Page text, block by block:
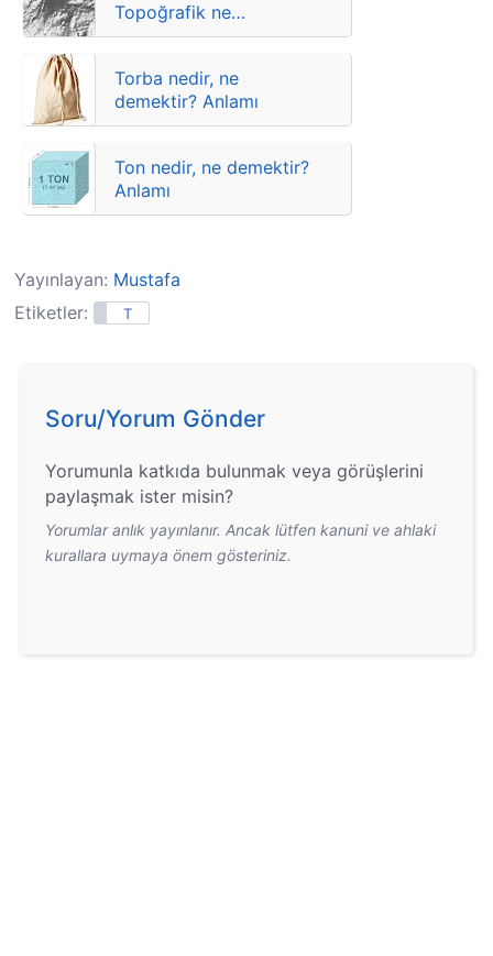
Topoğrafik ne
demektir? Kısaca
Torba nedir, ne
demektir? Anlamı
Ton nedir, ne demektir?
Anlamı
Yayınlayan: Mustafa
Etiketler:
T
Soru/Yorum Gönder
Yorumunla katkıda bulunmak veya görüşlerini
paylaşmak ister misin?
Yorumlar anlık yayınlanır. Ancak lütfen kanuni ve ahlaki
kurallara uymaya önem gösteriniz.